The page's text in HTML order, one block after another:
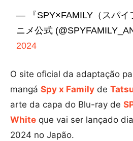
— 『SPY×FAMILY（スパイ
ニメ公式
2024
O site oficial da adaptação
mangá Spy x Family de
arte da capa do Blu-ray de
White que vai ser lançado
2024 no Japão.